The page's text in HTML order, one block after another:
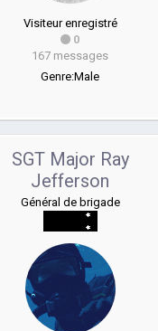
Visiteur enregistré
0
167 messages
Genre:Male
SGT Major Ray
Jefferson
Général de brigade